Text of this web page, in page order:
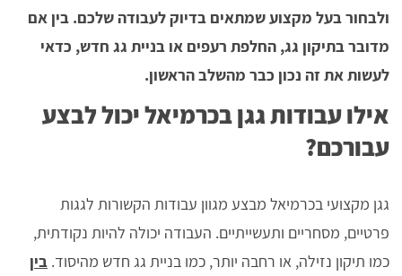
ולבחור בעל מקצוע שמתאים בדיוק לעבודה שלכם. בין אם
מדובר בתיקון גג, החלפת רעפים או בניית גג חדש, כדאי
לעשות את זה נכון כבר מהשלב הראשון.
אילו עבודות גגן בכרמיאל יכול לבצע
עבורכם?
גגן מקצועי בכרמיאל מבצע מגוון עבודות הקשורות לגגות
פרטיים, מסחריים ותעשייתיים. העבודה יכולה להיות נקודתית,
כמו תיקון נזילה, או רחבה יותר, כמו בניית גג חדש מהיסוד. בין